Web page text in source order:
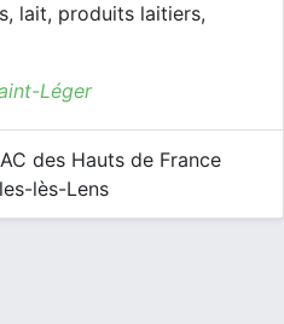
lait, produits laitiers,
Léger
des Hauts de France
lès-Lens